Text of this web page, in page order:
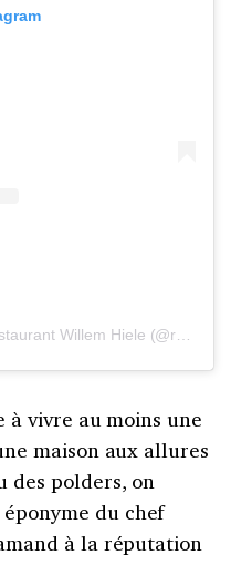
à vivre au moins une
maison aux allures
des polders, on
du chef
à la réputation